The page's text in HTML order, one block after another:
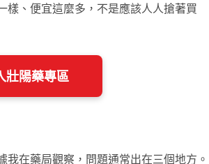
樣、便宜這麼多，不是應該人人搶著買
壯陽藥專區
在藥局觀察，問題通常出在三個地方。